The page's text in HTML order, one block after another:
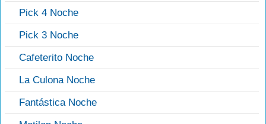
Pick 4 Noche
Pick 3 Noche
Cafeterito Noche
La Culona Noche
Fantástica Noche